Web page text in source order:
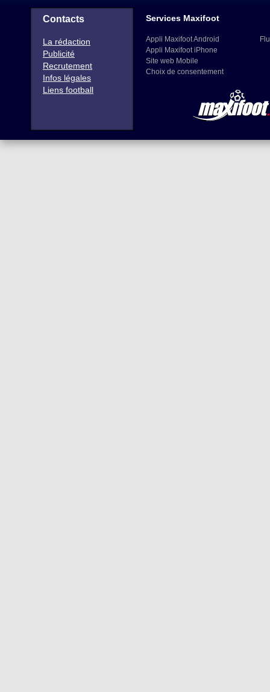
Contacts
La rédaction
Publicité
Recrutement
Infos légales
Liens football
Services Maxifoot
Appli Maxifoot Android
Appli Maxifoot iPhone
Site web Mobile
Choix de consentement